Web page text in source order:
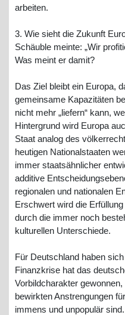
arbeiten.
3. Wie sieht die Zukunft
Schäuble meinte: „Wir
Was meint er damit?
Das Ziel bleibt ein Europa,
gemeinsame Kapazitäten
nicht mehr „liefern“ kann,
Hintergrund wird Europa
Staat analog des
heutigen Nationalstaaten
immer staatsähnlicher
additive
regionalen und nationalen
Erschwert wird die
durch die immer noch
kulturellen Unterschiede.
Für Deutschland haben
Finanzkrise hat das
Vorbildcharakter
bewirkten Anstrengungen
immens und unpopulär